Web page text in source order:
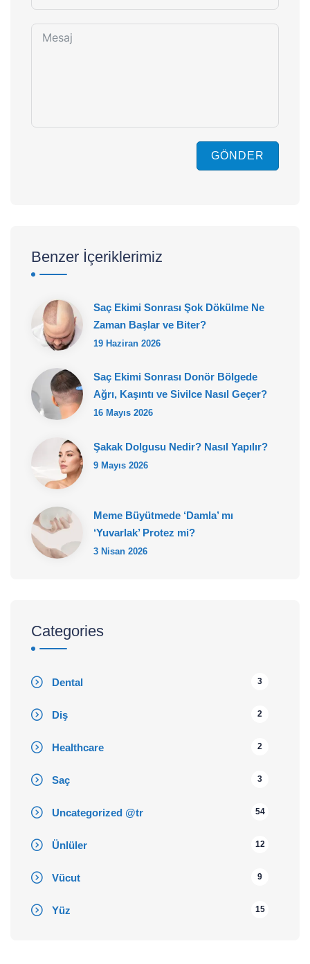
GÖNDER
Benzer İçeriklerimiz
Saç Ekimi Sonrası Şok Dökülme Ne
Zaman Başlar ve Biter?
19 Haziran 2026
Saç Ekimi Sonrası Donör Bölgede
Ağrı, Kaşıntı ve Sivilce Nasıl Geçer?
16 Mayıs 2026
Şakak Dolgusu Nedir? Nasıl Yapılır?
9 Mayıs 2026
Meme Büyütmede ‘Damla’ mı
‘Yuvarlak’ Protez mi?
3 Nisan 2026
Categories
Dental 3
Diş 2
Healthcare 2
Saç 3
Uncategorized @tr 54
Ünlüler 12
Vücut 9
Yüz 15